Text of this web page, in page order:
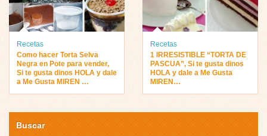
Recetas
Como hacer Torta Selva
Negra en Pote para vender,
Si te gusta dinos HOLA y dale
a Me Gusta MIREN …
Recetas
1 IRRESISTIBLE “TORTA DE
PASCUA”, Si te gusta dinos
HOLA y dale a Me Gusta
MIREN…
Buscar